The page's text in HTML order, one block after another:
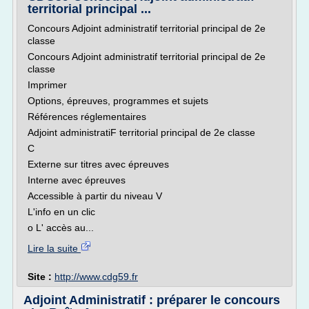
territorial principal ...
Concours Adjoint administratif territorial principal de 2e
classe
Concours Adjoint administratif territorial principal de 2e
classe
Imprimer
Options, épreuves, programmes et sujets
Références réglementaires
Adjoint administratiF territorial principal de 2e classe
C
Externe sur titres avec épreuves
Interne avec épreuves
Accessible à partir du niveau V
L'info en un clic
o L' accès au...
Lire la suite
Site : http://www.cdg59.fr
Adjoint Administratif : préparer le concours